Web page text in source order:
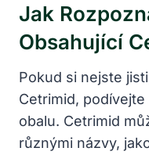
Jak
Obsahující
Pokud si nejste
Cetrimid,
obalu. Cetrimid
různými názvy,